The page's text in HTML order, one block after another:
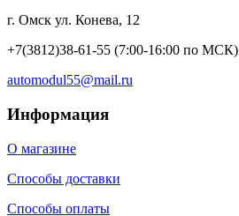
г. Омск ул. Конева, 12
+7(3812)38-61-55 (7:00-16:00 по МСК)
automodul55@mail.ru
Информация
О магазине
Способы доставки
Способы оплаты